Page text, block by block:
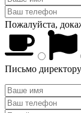
Пожалуйста,
Письмо директору